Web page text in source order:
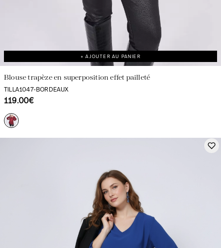
+ AJOUTER AU PANIER
Blouse trapèze en superposition effet pailleté
TILLA1047-BORDEAUX
119.00€